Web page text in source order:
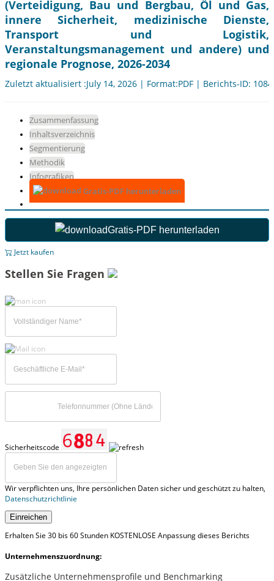
(Verteidigung, Bau und Bergbau, Öl und Gas,
innere Sicherheit, medizinische Dienste,
Transport und Logistik,
Veranstaltungsmanagement und andere) und
regionale Prognose, 2026-2034
Zuletzt aktualisiert :July 14, 2026 | Format:PDF | Berichts-ID:
Zusammenfassung
Inhaltsverzeichnis
Segmentierung
Methodik
Infografiken
Gratis-PDF herunterladen
Gratis-PDF herunterladen
Jetzt kaufen
Stellen Sie Fragen
Sicherheitscode
Wir verpflichten uns, Ihre persönlichen Daten sicher und geschützt zu halten,
Datenschutzrichtlinie
Einreichen
Erhalten Sie 30 bis 60 Stunden KOSTENLOSE Anpassung dieses Berichts
Unternehmenszuordnung:
Zusätzliche Unternehmensprofile und Benchmarking